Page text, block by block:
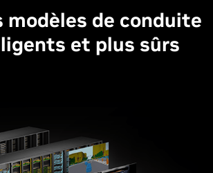
modèles de conduite
et plus sûrs